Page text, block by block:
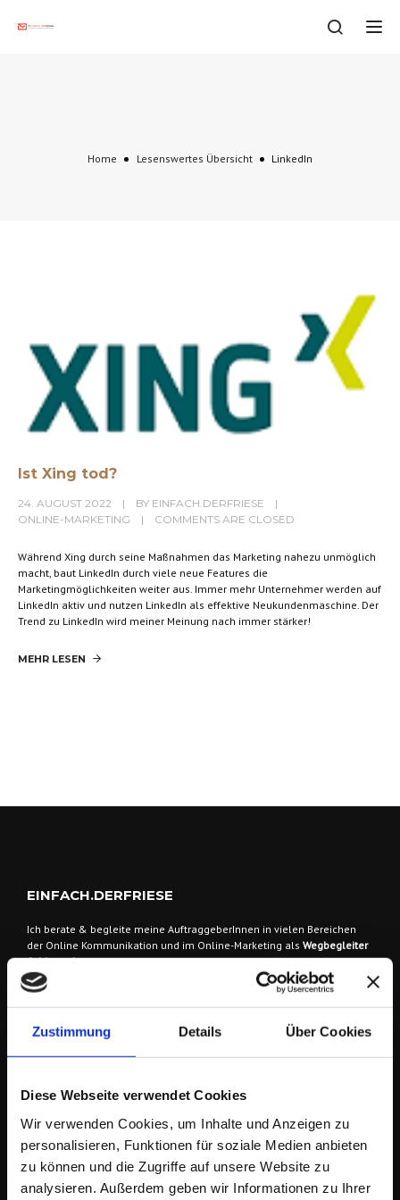
Zustimmung Details Über Cookies
Diese Webseite verwendet Cookies
Wir verwenden Cookies, um Inhalte und Anzeigen zu
personalisieren, Funktionen für soziale Medien anbieten
zu können und die Zugriffe auf unsere Website zu
analysieren. Außerdem geben wir Informationen zu Ihrer
Home Lesenswertes Übersicht LinkedIn
Ist Xing tod?
24. AUGUST 2022 BY EINFACH.DERFRIESE
ONLINE-MARKETING
COMMENTS ARE CLOSED
Während Xing durch seine Maßnahmen das Marketing nahezu unmöglich
macht, baut LinkedIn durch viele neue Features die
Marketingmöglichkeiten weiter aus. Immer mehr Unternehmer werden auf
LinkedIn aktiv und nutzen LinkedIn als effektive Neukundenmaschine. Der
Trend zu LinkedIn wird meiner Meinung nach immer stärker!
MEHR LESEN
EINFACH.DERFRIESE
Ich berate & begleite meine AuftraggeberInnen in vielen Bereichen
der Online Kommunikation und im Online-Marketing als Wegbegleiter
& Idengeberbei der Entwicklung von Konzepten, Strategien und deren
Umsetzung. Zusätzlich biete ich dazu maßgeschneiderte
Dienstleistungen.
Zielgruppen sind
Einzelpersonen, EPU/KMU. Historisch bedingt bin ich
parallel auch als
Berater & Dienstleisterfür eine Auswahl